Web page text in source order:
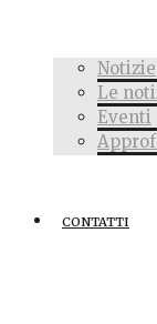
Notizie
Le
Eventi
CONTATTI